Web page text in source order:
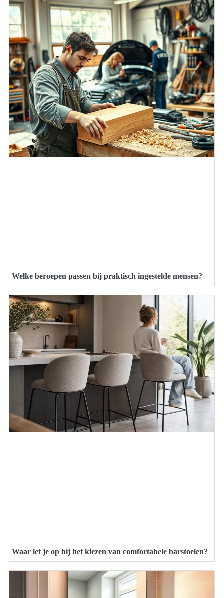
Welke beroepen passen bij praktisch ingestelde mensen?
Waar let je op bij het kiezen van comfortabele barstoelen?